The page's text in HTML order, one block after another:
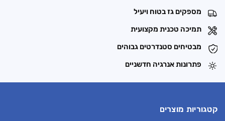
מספקים גז בטוח ויעיל
תמיכה טכנית מקצועית
מבטיחים סטנדרטים גבוהים
פתרונות אנרגיה חדשניים
קטגוריות מוצרים